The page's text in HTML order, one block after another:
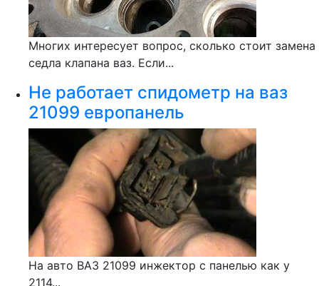
Многих интересует вопрос, сколько стоит замена
седла клапана ваз. Если...
Не работает спидометр на ваз
21099 европанель
На авто ВАЗ 21099 инжектор с панелью как у
2114...